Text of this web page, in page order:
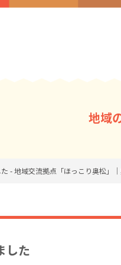
地域
- 地域交流拠点「ほっこり奥松」
した